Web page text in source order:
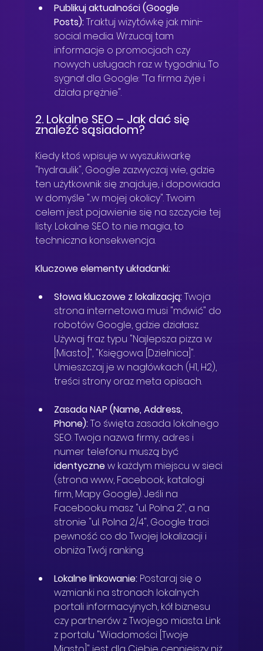
Publikuj aktualności (Google
Posts): Traktuj wizytówkę jak mini-
social media. Wrzucaj tam
informacje o promocjach czy
nowych usługach raz w tygodniu. To
sygnał dla Google: "Ta firma żyje i
działa prężnie".
2. Lokalne SEO – Jak dać się
znaleźć sąsiadom?
Kiedy ktoś wpisuje w wyszukiwarkę
"hydraulik", Google zazwyczaj wie, gdzie
ten użytkownik się znajduje, i dopowiada
w domyśle "...w mojej okolicy". Twoim
celem jest pojawienie się na szczycie tej
listy. Lokalne SEO to nie magia, to
techniczna konsekwencja.
Kluczowe elementy układanki:
Słowa kluczowe z lokalizacją: Twoja
strona internetowa musi "mówić" do
robotów Google, gdzie działasz.
Używaj fraz typu "Najlepsza pizza w
[Miasto]", "Księgowa [Dzielnica]".
Umieszczaj je w nagłówkach (H1, H2),
treści strony oraz meta opisach.
Zasada NAP (Name, Address,
Phone): To święta zasada lokalnego
SEO. Twoja nazwa firmy, adres i
numer telefonu muszą być
identyczne w każdym miejscu w sieci
(strona www, Facebook, katalogi
firm, Mapy Google). Jeśli na
Facebooku masz "ul. Polna 2", a na
stronie "ul. Polna 2/4", Google traci
pewność co do Twojej lokalizacji i
obniża Twój ranking.
Lokalne linkowanie: Postaraj się o
wzmianki na stronach lokalnych
portali informacyjnych, kół biznesu
czy partnerów z Twojego miasta. Link
z portalu "Wiadomości [Twoje